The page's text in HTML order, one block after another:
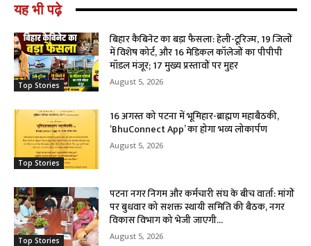
यह भी पढ़े
Top Stories
बिहार कैबिनेट का बड़ा फैसला: हेली-टूरिज्म, 19 जिलों
में विशेष कोर्ट, और 16 मेडिकल कॉलेजों का पीपीपी
मॉडल मंजूर; 17 मुख्य प्रस्तावों पर मुहर
August 5, 2026
Top Stories
16 अगस्त को पटना में भूमिहार-ब्राह्मण महाबैठकी,
‘BhuConnect App’ का होगा भव्य लोकार्पण
August 5, 2026
Top Stories
पटना नगर निगम और कर्मचारी संघ के बीच वार्ता: मांगों
पर बुधवार को सशक्त स्थायी समिति की बैठक, नगर
विकास विभाग को भेजी जाएगी...
August 5, 2026